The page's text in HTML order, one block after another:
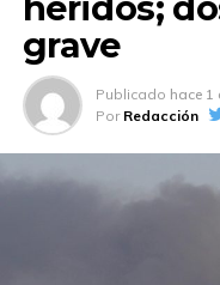
grave
Publicado hace 1
Por Redacción